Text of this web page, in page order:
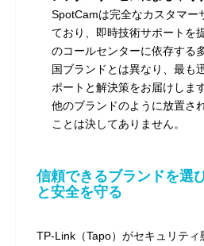
SpotCamは完全なカスタマー
ており、即時技術サポートを
のコールセンターに依存する
国ブランドとは異なり、最も
ポートと解決策をお届けしま
他のブランドのように放置さ
ことは決してありません。
信頼できるブランドを選
と安全を守る
TP-Link（Tapo）がセキュリテ